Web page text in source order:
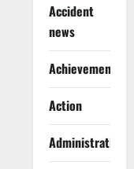
Accident
news
Achievements
Action
Administration